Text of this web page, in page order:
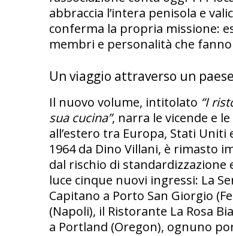
abbraccia l’intera penisola e
conferma la propria missione:
membri e personalità che
Un viaggio attraverso un
Il nuovo volume, intitolato “I
sua cucina”, narra le vicende e
all’estero tra Europa, Stati
1964 da Dino Villani, è rimasto
dal rischio di standardizzazione
luce cinque nuovi ingressi: La
Capitano a Porto San Giorgio
(Napoli), il Ristorante La Rosa
a Portland (Oregon), ognuno